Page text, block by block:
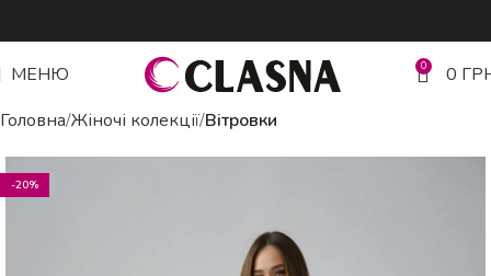
МЕНЮ 0 0
Головна Жіночі колекції Вітровки
-20%